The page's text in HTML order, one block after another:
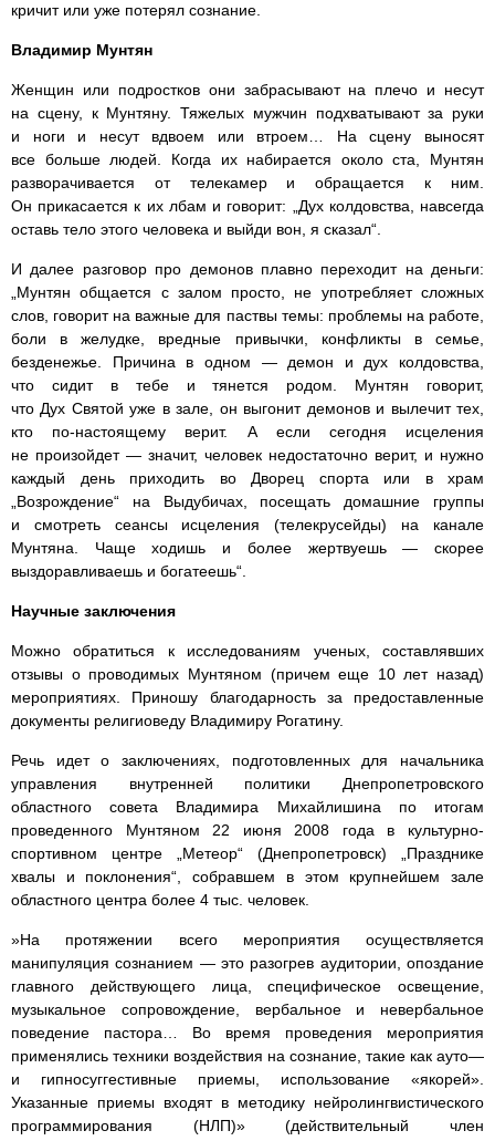
кричит или уже потерял сознание.
Владимир Мунтян
Женщин или подростков они забрасывают на плечо и несут
на сцену, к Мунтяну. Тяжелых мужчин подхватывают за руки
и ноги и несут вдвоем или втроем… На сцену выносят
все больше людей. Когда их набирается около ста, Мунтян
разворачивается от телекамер и обращается к ним.
Он прикасается к их лбам и говорит: „Дух колдовства, навсегда
оставь тело этого человека и выйди вон, я сказал“.
И далее разговор про демонов плавно переходит на деньги:
„Мунтян общается с залом просто, не употребляет сложных
слов, говорит на важные для паствы темы: проблемы на работе,
боли в желудке, вредные привычки, конфликты в семье,
безденежье. Причина в одном — демон и дух колдовства,
что сидит в тебе и тянется родом. Мунтян говорит,
что Дух Святой уже в зале, он выгонит демонов и вылечит тех,
кто по-настоящему верит. А если сегодня исцеления
не произойдет — значит, человек недостаточно верит, и нужно
каждый день приходить во Дворец спорта или в храм
„Возрождение“ на Выдубичах, посещать домашние группы
и смотреть сеансы исцеления (телекрусейды) на канале
Мунтяна. Чаще ходишь и более жертвуешь — скорее
выздоравливаешь и богатеешь“.
Научные заключения
Можно обратиться к исследованиям ученых, составлявших
отзывы о проводимых Мунтяном (причем еще 10 лет назад)
мероприятиях. Приношу благодарность за предоставленные
документы религиоведу Владимиру Рогатину.
Речь идет о заключениях, подготовленных для начальника
управления внутренней политики Днепропетровского
областного совета Владимира Михайлишина по итогам
проведенного Мунтяном 22 июня 2008 года в культурно-
спортивном центре „Метеор“ (Днепропетровск) „Празднике
хвалы и поклонения“, собравшем в этом крупнейшем зале
областного центра более 4 тыс. человек.
»На протяжении всего мероприятия осуществляется
манипуляция сознанием — это разогрев аудитории, опоздание
главного действующего лица, специфическое освещение,
музыкальное сопровождение, вербальное и невербальное
поведение пастора… Во время проведения мероприятия
применялись техники воздействия на сознание, такие как ауто—
и гипносуггестивные приемы, использование «якорей».
Указанные приемы входят в методику нейролингвистического
программирования (НЛП)» (действительный член